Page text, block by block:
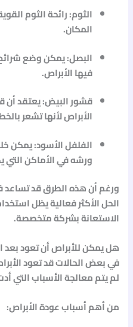
الثوم: رائحة الثوم
المكان.
البصل: يمكن وضع
فيها الأبراص.
قشور البيض: يعتقد أن
الأبراص لأنها تشعر
الفلفل الأسود: يمكن
ورشه في الأماكن التي
ورغم أن هذه الطرق قد تساعد
الحل الأكثر فعالية يظل
الاستعانة بشركة متخصصة.
هل يمكن للأبراص أن تعود بعد
في بعض الحالات قد تعود
لم يتم معالجة الأسباب التي
من أهم أسباب عودة الأبراص: